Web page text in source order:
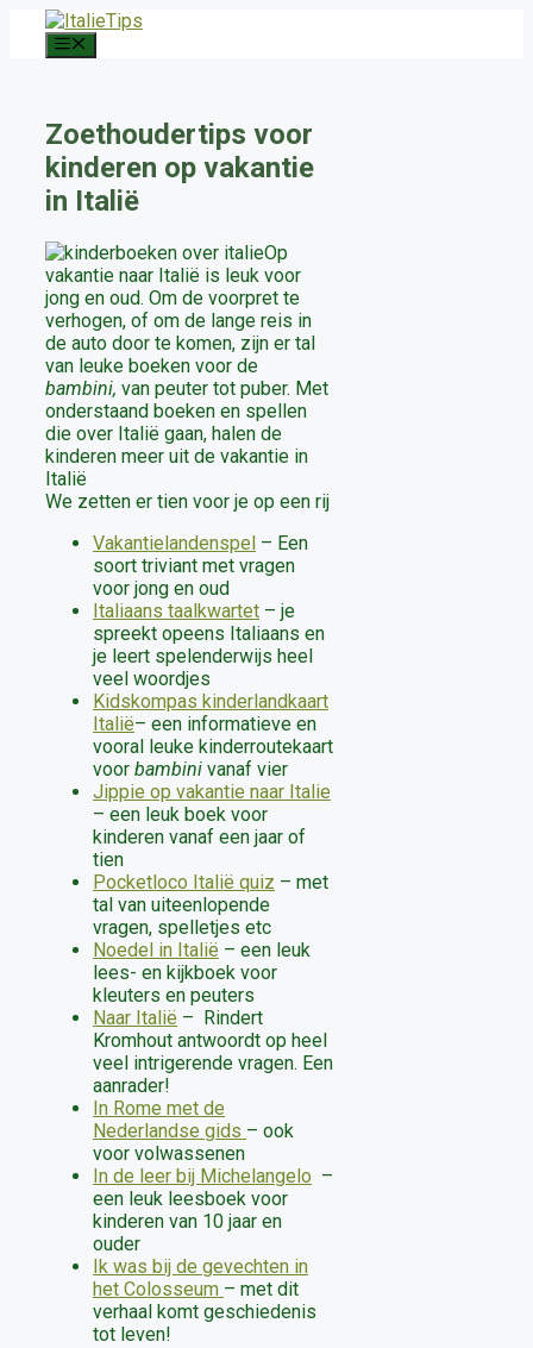
Zoethoudertips voor
kinderen op vakantie
in Italië
Op
vakantie naar Italië is leuk voor
jong en oud. Om de voorpret te
verhogen, of om de lange reis in
de auto door te komen, zijn er tal
van leuke boeken voor de
bambini, van peuter tot puber. Met
onderstaand boeken en spellen
die over Italië gaan, halen de
kinderen meer uit de vakantie in
Italië
We zetten er tien voor je op een rij
Vakantielandenspel – Een
soort triviant met vragen
voor jong en oud
Italiaans taalkwartet – je
spreekt opeens Italiaans en
je leert spelenderwijs heel
veel woordjes
Kidskompas kinderlandkaart
Italië– een informatieve en
vooral leuke kinderroutekaart
voor bambini vanaf vier
Jippie op vakantie naar Italie
– een leuk boek voor
kinderen vanaf een jaar of
tien
Pocketloco Italië quiz – met
tal van uiteenlopende
vragen, spelletjes etc
Noedel in Italië – een leuk
lees- en kijkboek voor
kleuters en peuters
Naar Italië – Rindert
Kromhout antwoordt op heel
veel intrigerende vragen. Een
aanrader!
In Rome met de
Nederlandse gids – ook
voor volwassenen
In de leer bij Michelangelo –
een leuk leesboek voor
kinderen van 10 jaar en
ouder
Ik was bij de gevechten in
het Colosseum – met dit
verhaal komt geschiedenis
tot leven!